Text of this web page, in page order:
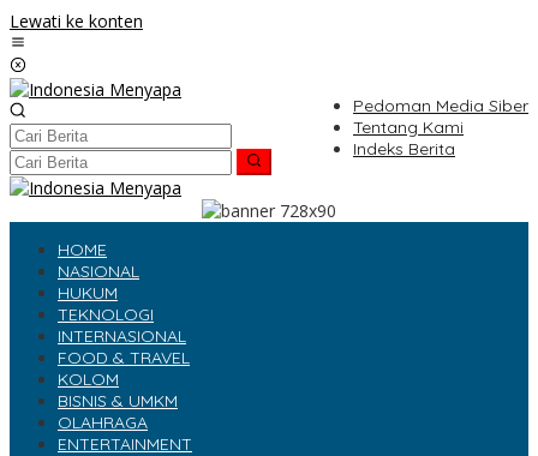
Lewati ke konten
Pedoman Media Siber
Tentang Kami
Indeks Berita
HOME
NASIONAL
HUKUM
TEKNOLOGI
INTERNASIONAL
FOOD & TRAVEL
KOLOM
BISNIS & UMKM
OLAHRAGA
ENTERTAINMENT